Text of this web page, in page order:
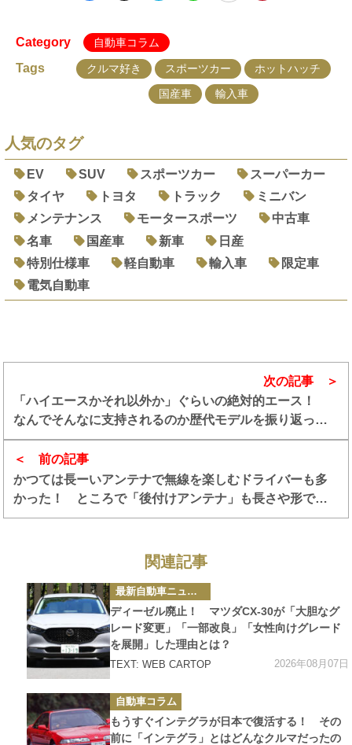
Category 自動車コラム
Tags クルマ好き スポーツカー
ホットハッチ
国産車
輸入車
人気のタグ
EV SUV スポーツカー
スーパーカー
タイヤ
トヨタ トラック
ミニバン
メンテナンス
モータースポーツ
中古車
名車
国産車 新車
日産
特別仕様車
軽自動車 輸入車
限定車
電気自動車
前の記事
かつては長ーいアンテナで無線を楽しむドライバーも多
かった！ ところで「後付けアンテナ」も長さや形で違
法になるケースがあるので要注意
次の記事
「ハイエースかそれ以外か」ぐらいの絶対的エース！
なんでそんなに支持されるのか歴代モデルを振り返って
みた
関連記事
カ
テ
ゴ
リ
ー
最新自動車ニュース
ディーゼル廃止！ マツダCX-30が「大胆なグ
レード変更」「一部改良」「女性向けグレード
を展開」した理由とは？
TEXT: WEB CARTOP 2026年08月07日
カ
テ
ゴ
リ
ー
自動車コラム
もうすぐインテグラが日本で復活する！ その
前に「インテグラ」とはどんなクルマだったの